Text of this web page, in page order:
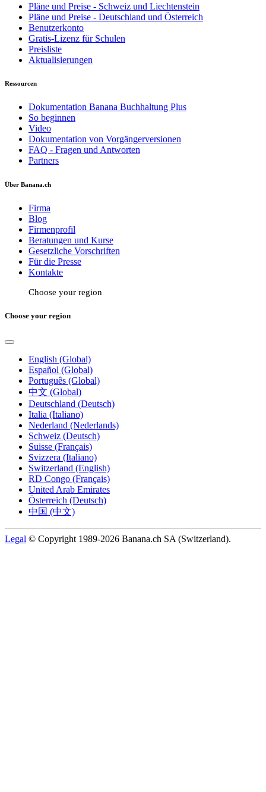
Pläne und Preise - Schweiz und Liechtenstein
Pläne und Preise - Deutschland und Österreich
Benutzerkonto
Gratis-Lizenz für Schulen
Preisliste
Aktualisierungen
Ressourcen
Dokumentation Banana Buchhaltung Plus
So beginnen
Video
Dokumentation von Vorgängerversionen
FAQ - Fragen und Antworten
Partners
Über Banana.ch
Firma
Blog
Firmenprofil
Beratungen und Kurse
Gesetzliche Vorschriften
Für die Presse
Kontakte
Choose your region
Choose your region
English (Global)
Español (Global)
Português (Global)
中文 (Global)
Deutschland (Deutsch)
Italia (Italiano)
Nederland (Nederlands)
Schweiz (Deutsch)
Suisse (Français)
Svizzera (Italiano)
Switzerland (English)
RD Congo (Français)
United Arab Emirates
Österreich (Deutsch)
中国 (中文)
Legal © Copyright 1989-2026 Banana.ch SA (Switzerland).